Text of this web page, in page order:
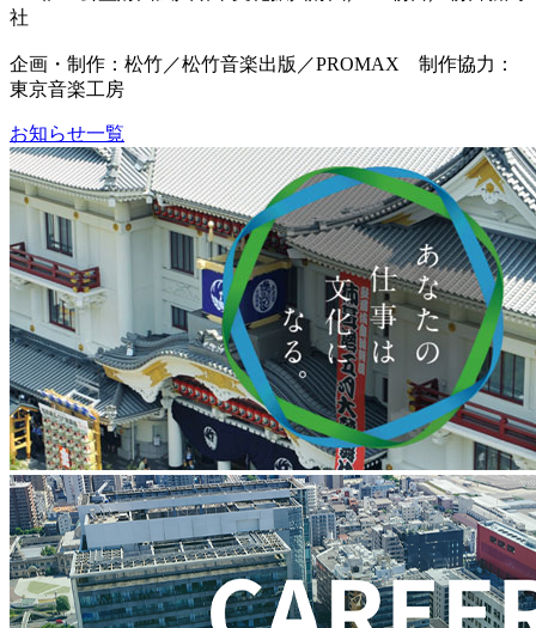
社
企画・制作：松竹／松竹音楽出版／PROMAX 制作協力：
東京音楽工房
お知らせ一覧